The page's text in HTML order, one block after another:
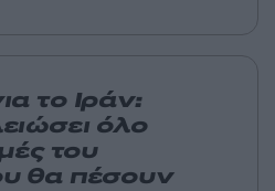
το Ιράν:
όλο
του
θα πέσουν